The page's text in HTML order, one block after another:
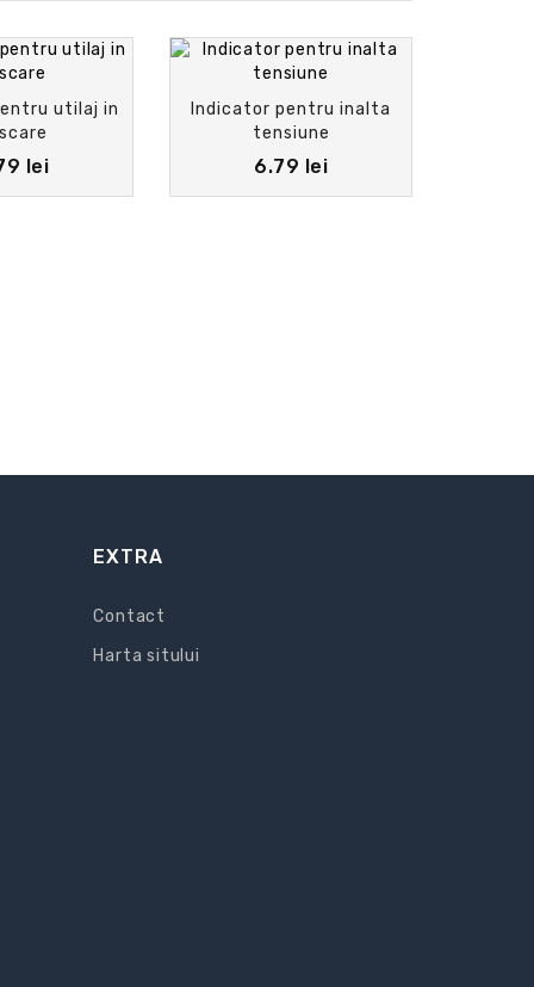
utilaj in
lei
Indicator pentru inalta
tensiune
6.79 lei
EXTRA
Contact
Harta sitului